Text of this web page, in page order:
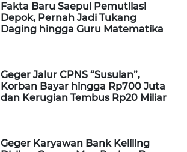
Fakta Baru Saepul Pemutilasi
Depok, Pernah Jadi Tukang
Daging hingga Guru Matematika
Geger Jalur CPNS “Susulan”,
Korban Bayar hingga Rp700 Juta
dan Kerugian Tembus Rp20 Miliar
Geger Karyawan Bank Keliling